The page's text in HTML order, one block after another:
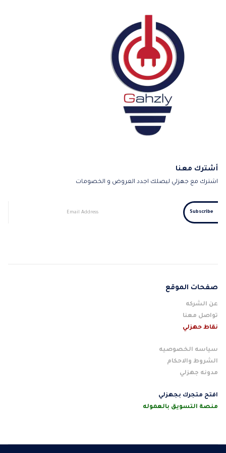
أشترك معنا
اشترك مع جهزلي ليصلك اجدد العروض و الخصومات
صفحات الموقع
عن الشركه
تواصل معنا
نقاط حهزلي
سياسه الخصوصيه
الشروط والاحكام
مدونه جهزلي
افتح متجرك بجهزلي
منصة التسويق بالعموله